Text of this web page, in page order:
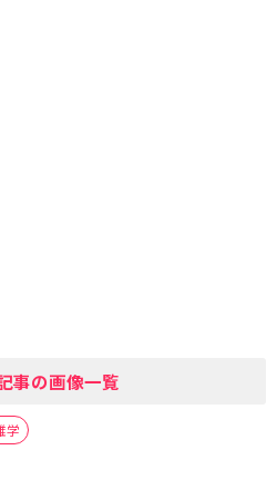
事の画像一覧
学